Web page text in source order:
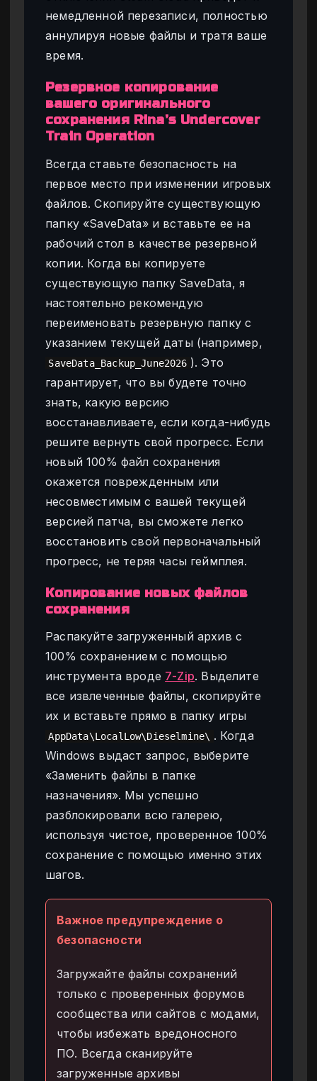
немедленной перезаписи, полностью
аннулируя новые файлы и тратя ваше
время.
Резервное копирование
вашего оригинального
сохранения Rina’s Undercover
Train Operation
Всегда ставьте безопасность на
первое место при изменении игровых
файлов. Скопируйте существующую
папку «SaveData» и вставьте ее на
рабочий стол в качестве резервной
копии. Когда вы копируете
существующую папку SaveData, я
настоятельно рекомендую
переименовать резервную папку с
указанием текущей даты (например,
SaveData_Backup_June2026 ). Это
гарантирует, что вы будете точно
знать, какую версию
восстанавливаете, если когда-нибудь
решите вернуть свой прогресс. Если
новый 100% файл сохранения
окажется поврежденным или
несовместимым с вашей текущей
версией патча, вы сможете легко
восстановить свой первоначальный
прогресс, не теряя часы геймплея.
Копирование новых файлов
сохранения
Распакуйте загруженный архив с
100% сохранением с помощью
инструмента вроде 7-Zip. Выделите
все извлеченные файлы, скопируйте
их и вставьте прямо в папку игры
AppData\LocalLow\Dieselmine\ . Когда
Windows выдаст запрос, выберите
«Заменить файлы в папке
назначения». Мы успешно
разблокировали всю галерею,
используя чистое, проверенное 100%
сохранение с помощью именно этих
шагов.
Важное предупреждение о
безопасности
Загружайте файлы сохранений
только с проверенных форумов
сообщества или сайтов с модами,
чтобы избежать вредоносного
ПО. Всегда сканируйте
загруженные архивы